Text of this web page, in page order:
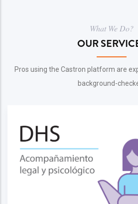
What We Do?
OUR
Pros using the Castron platform are
background-